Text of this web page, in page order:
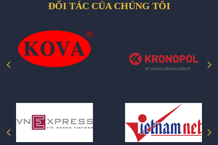
ĐỐI TÁC CỦA CHÚNG TÔI